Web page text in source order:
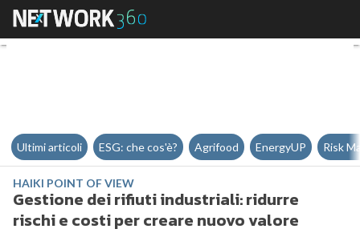
Gestione dei rifiuti industriali:
Ultimi articoli ESG: che cos'è? Agrifood EnergyUP Risk
HAIKI POINT OF VIEW
Gestione dei rifiuti industriali: ridurre
rischi e costi per creare nuovo valore